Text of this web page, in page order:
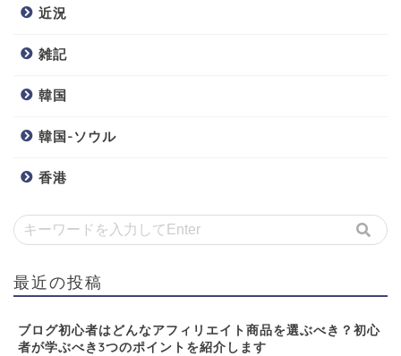
近況
雑記
韓国
韓国-ソウル
香港
最近の投稿
ブログ初心者はどんなアフィリエイト商品を選ぶべき？初心
者が学ぶべき3つのポイントを紹介します